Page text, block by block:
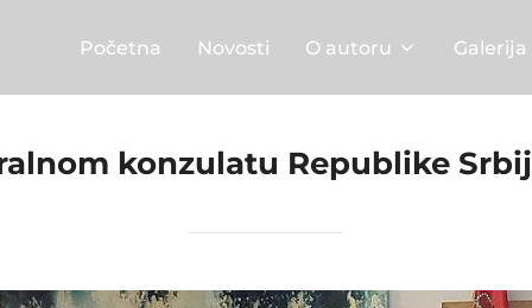
Početna Novosti O autoru Galerija
konzulatu Republike